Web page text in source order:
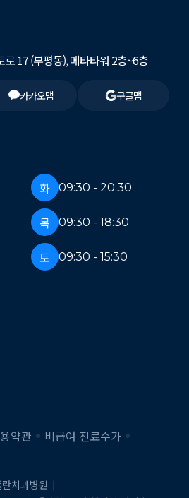
화 09:30 - 20:30
목 09:30 - 18:30
토 09:30 - 15:30
17 (부평동), 메타타워 2층~6층
카카오맵 구글맵
약관
비급여 진료수가
치과병원